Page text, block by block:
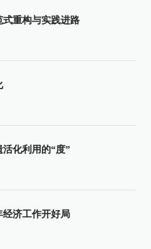
重构与实践进路
化利用的“度”
经济工作开好局